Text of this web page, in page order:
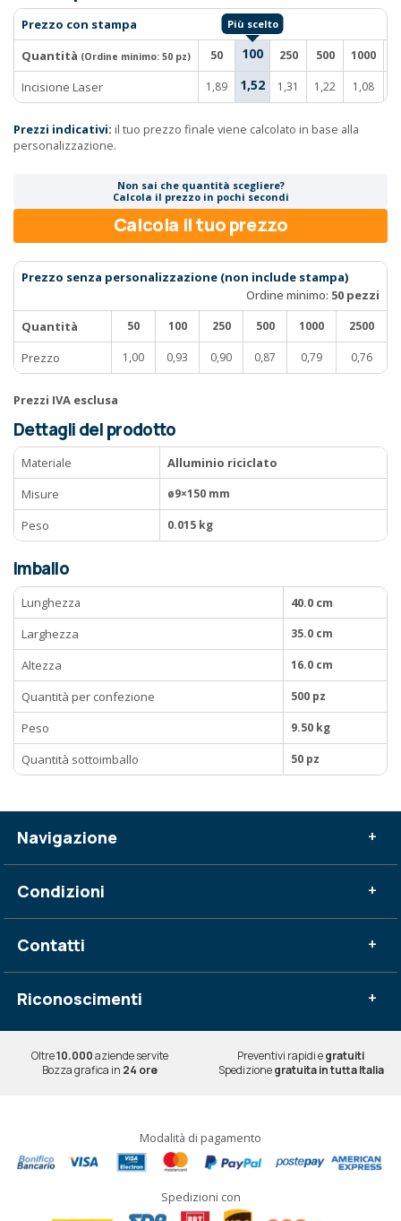
Prezzo con stampa
Quantità (Ordine minimo: 50 pz) 50 100 250 500 1000
Incisione Laser 1,89 1,52 1,31 1,22 1,08
Prezzi indicativi: il tuo prezzo finale viene calcolato in base alla
personalizzazione.
Non sai che quantità scegliere?
Calcola il prezzo in pochi secondi
Calcola il tuo prezzo
Prezzo senza personalizzazione (non include stampa)
Ordine minimo: 50 pezzi
Quantità
50 100 250 500 1000 2500
Prezzo 1,00 0,93 0,90 0,87 0,79 0,76
Prezzi IVA esclusa
Dettagli del prodotto
Materiale
Alluminio riciclato
Misure
ø9×150 mm
Peso 0.015 kg
Imballo
Lunghezza
40.0 cm
Larghezza
35.0 cm
Altezza 16.0 cm
Quantità per confezione 500 pz
Peso 9.50 kg
Quantità sottoimballo 50 pz
Navigazione +
Condizioni +
Contatti +
Riconoscimenti +
Oltre10.000aziende servite Preventivi rapidi egratuiti
Bozza grafica in 24 ore Spedizionegratuita in tutta Italia
Modalità di pagamento
Spedizioni con